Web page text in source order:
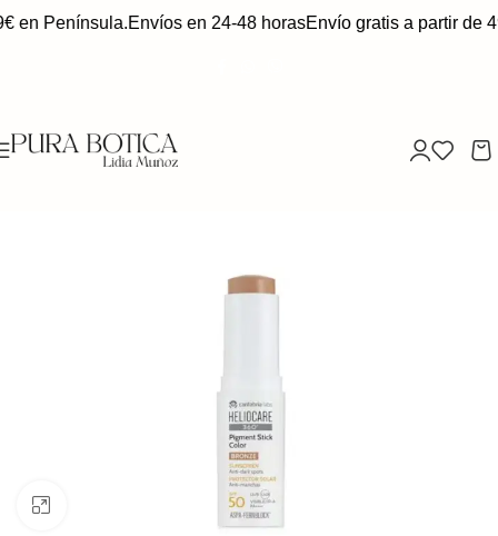
en Península.Envíos en 24-48 horasEnvío gratis a partir de